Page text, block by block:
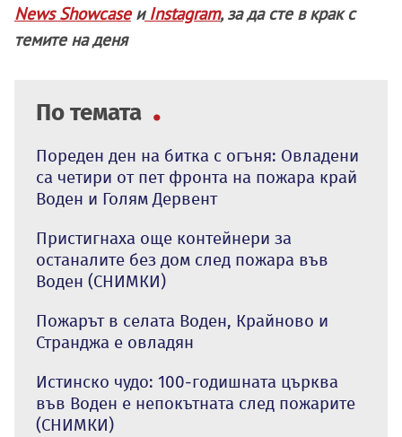
News ShowcaseиInstagram, за да сте в крак с
темите на деня
По темата
Пореден ден на битка с огъня: Овладени
са четири от пет фронта на пожара край
Воден и Голям Дервент
Пристигнаха още контейнери за
останалите без дом след пожара във
Воден (СНИМКИ)
Пожарът в селата Воден, Крайново и
Странджа е овладян
Истинско чудо: 100-годишната църква
във Воден е непокътната след пожарите
(СНИМКИ)